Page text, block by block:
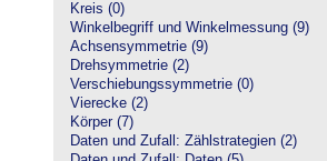
Kreis (0)
Winkelbegriff und Winkelmessung (9)
Achsensymmetrie (9)
Drehsymmetrie (2)
Verschiebungssymmetrie (0)
Vierecke (2)
Körper (7)
Daten und Zufall: Zählstrategien (2)